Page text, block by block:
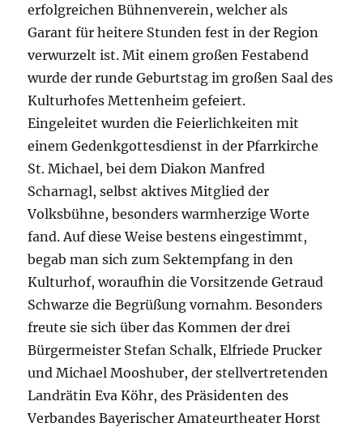
erfolgreichen Bühnenverein, welcher als
Garant für heitere Stunden fest in der Region
verwurzelt ist. Mit einem großen Festabend
wurde der runde Geburtstag im großen Saal des
Kulturhofes Mettenheim gefeiert.
Eingeleitet wurden die Feierlichkeiten mit
einem Gedenkgottesdienst in der Pfarrkirche
St. Michael, bei dem Diakon Manfred
Scharnagl, selbst aktives Mitglied der
Volksbühne, besonders warmherzige Worte
fand. Auf diese Weise bestens eingestimmt,
begab man sich zum Sektempfang in den
Kulturhof, woraufhin die Vorsitzende Getraud
Schwarze die Begrüßung vornahm. Besonders
freute sie sich über das Kommen der drei
Bürgermeister Stefan Schalk, Elfriede Prucker
und Michael Mooshuber, der stellvertretenden
Landrätin Eva Köhr, des Präsidenten des
Verbandes Bayerischer Amateurtheater Horst